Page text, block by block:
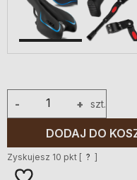
+
- szt.
DODAJ DO
Zyskujesz 10 pkt [ ? ]